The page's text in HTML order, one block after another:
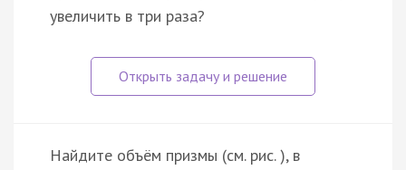
увеличить в три раза?
Найдите объём призмы (см. рис. ), в